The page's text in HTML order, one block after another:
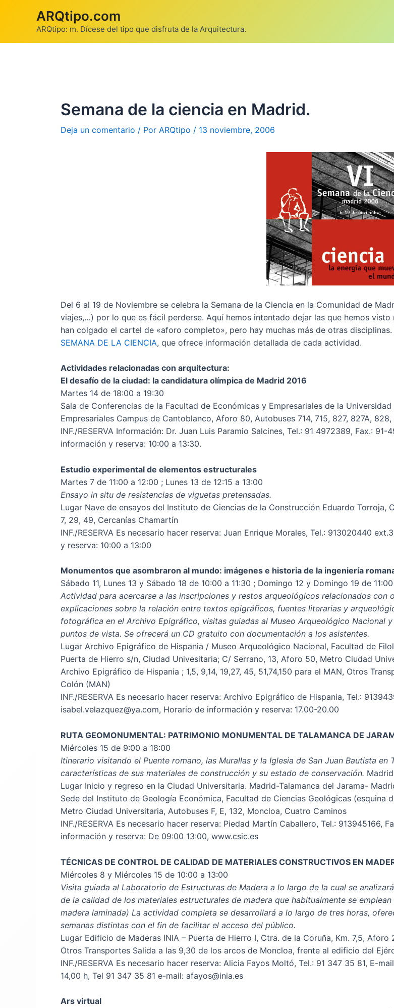
contenido
ARQtipo.com
ARQtipo: m. Dícese del tipo que disfruta de la Arquitectura.
Semana de la ciencia en Madrid.
Deja un comentario / Por ARQtipo / 13 noviembre, 2006
Del 6 al 19 de Noviembre se celebra la Semana de la Ciencia en la Comunidad de
viajes,…) por lo que es fácil perderse. Aquí hemos intentado dejar las que hemos
han colgado el cartel de «aforo completo», pero hay muchas más de otras
SEMANA DE LA CIENCIA, que ofrece información detallada de cada actividad.
Actividades relacionadas con arquitectura:
El desafío de la ciudad: la candidatura olímpica de Madrid 2016
Martes 14 de 18:00 a 19:30
Sala de Conferencias de la Facultad de Económicas y Empresariales de la
Empresariales Campus de Cantoblanco, Aforo 80, Autobuses 714, 715, 827, 827A, 828,
INF./RESERVA Información: Dr. Juan Luis Paramio Salcines, Tel.: 91 4972389, Fax.:
información y reserva: 10:00 a 13:30.
Estudio experimental de elementos estructurales
Martes 7 de 11:00 a 12:00 ; Lunes 13 de 12:15 a 13:00
Ensayo in situ de resistencias de viguetas pretensadas.
Lugar Nave de ensayos del Instituto de Ciencias de la Construcción Eduardo Torroja,
7, 29, 49, Cercanías Chamartín
INF./RESERVA Es necesario hacer reserva: Juan Enrique Morales, Tel.: 913020440
y reserva: 10:00 a 13:00
Monumentos que asombraron al mundo: imágenes e historia de la ingeniería
Sábado 11, Lunes 13 y Sábado 18 de 10:00 a 11:30 ; Domingo 12 y Domingo 19 de
Actividad para acercarse a las inscripciones y restos arqueológicos relacionados
explicaciones sobre la relación entre textos epigráficos, fuentes literarias y
fotográfica en el Archivo Epigráfico, visitas guiadas al Museo Arqueológico Nacional
puntos de vista. Se ofrecerá un CD gratuito con documentación a los asistentes.
Lugar Archivo Epigráfico de Hispania / Museo Arqueológico Nacional, Facultad de
Puerta de Hierro s/n, Ciudad Univesitaria; C/ Serrano, 13, Aforo 50, Metro Ciudad
Archivo Epigráfico de Hispania ; 1,5, 9,14, 19,27, 45, 51,74,150 para el MAN, Otros
Colón (MAN)
INF./RESERVA Es necesario hacer reserva: Archivo Epigráfico de Hispania, Tel.:
isabel.velazquez@ya.com, Horario de información y reserva: 17.00-20.00
RUTA GEOMONUMENTAL: PATRIMONIO MONUMENTAL DE TALAMANCA DE
Miércoles 15 de 9:00 a 18:00
Itinerario visitando el Puente romano, las Murallas y la Iglesia de San Juan Bautista
características de sus materiales de construcción y su estado de conservación. Madrid
Lugar Inicio y regreso en la Ciudad Universitaria. Madrid-Talamanca del Jarama-
Sede del Instituto de Geología Económica, Facultad de Ciencias Geológicas
Metro Ciudad Universitaria, Autobuses F, E, 132, Moncloa, Cuatro Caminos
INF./RESERVA Es necesario hacer reserva: Piedad Martín Caballero, Tel.: 913945166,
información y reserva: De 09:00 13:00, www.csic.es
TÉCNICAS DE CONTROL DE CALIDAD DE MATERIALES CONSTRUCTIVOS EN
Miércoles 8 y Miércoles 15 de 10:00 a 13:00
Visita guiada al Laboratorio de Estructuras de Madera a lo largo de la cual se
de la calidad de los materiales estructurales de madera que habitualmente se
madera laminada) La actividad completa se desarrollará a lo largo de tres horas,
semanas distintas con el fin de facilitar el acceso del público.
Lugar Edificio de Maderas INIA – Puerta de Hierro I, Ctra. de la Coruña, Km. 7,5,
Otros Transportes Salida a las 9,30 de los arcos de Moncloa, frente al edificio del
INF./RESERVA Es necesario hacer reserva: Alicia Fayos Moltó, Tel.: 91 347 35 81, E-
14,00 h, Tel 91 347 35 81 e-mail: afayos@inia.es
Ars virtual